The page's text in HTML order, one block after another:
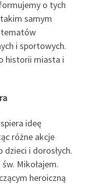
o tych
samym
tematów
i sportowych.
historii miasta i
ideę
różne akcje
i dorosłych.
Mikołajem.
heroiczną